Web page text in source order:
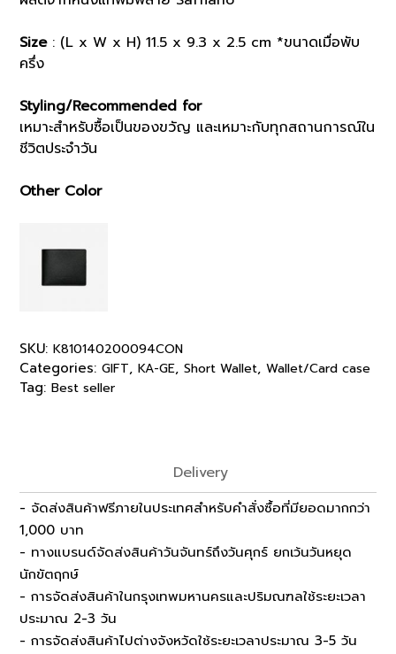
Size: (L x W x H) 11.5 x 9.3 x 2.5 cm *ขนาดเมื่อพับ
ครึ่ง
Styling/Recommended for
เหมาะสำหรับซื้อเป็นของขวัญ และเหมาะกับทุกสถานการณ์ใน
ชีวิตประจำวัน
Other Color
SKU: K810140200094CON
Categories: GIFT, KA-GE, Short Wallet, Wallet/Card case
Tag: Best seller
Delivery
- จัดส่งสินค้าฟรีภายในประเทศสำหรับคำสั่งซื้อที่มียอดมากกว่า
1,000 บาท
- ทางแบรนด์จัดส่งสินค้าวันจันทร์ถึงวันศุกร์ ยกเว้นวันหยุด
นักขัตฤกษ์
- การจัดส่งสินค้าในกรุงเทพมหานครและปริมณฑลใช้ระยะเวลา
ประมาณ 2-3 วัน
- การจัดส่งสินค้าไปต่างจังหวัดใช้ระยะเวลาประมาณ 3-5 วัน